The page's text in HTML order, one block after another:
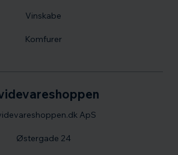
ApS
Østergade 24
Vinskabe
Komfurer